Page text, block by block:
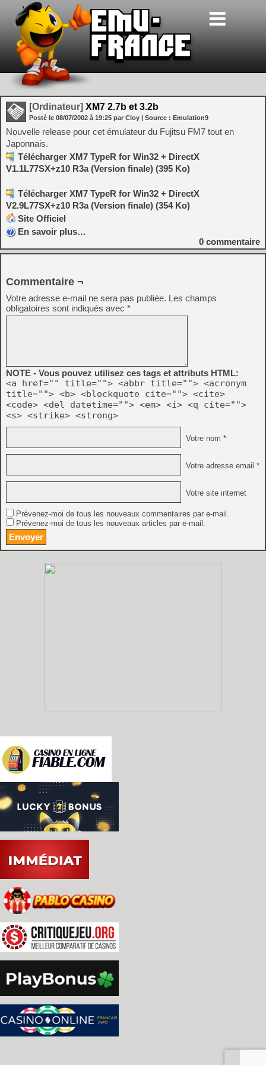
[Ordinateur] XM7 2.7b et 3.2b
Posté le 08/07/2002 à 19:25 par Cloy | Source : Emulation9
Nouvelle release pour cet émulateur du Fujitsu FM7 tout en
Japonnais.
Télécharger XM7 TypeR for Win32 + DirectX
V1.1L77SX+z10 R3a (Version finale) (395 Ko)
Télécharger XM7 TypeR for Win32 + DirectX
V2.9L77SX+z10 R3a (Version finale) (354 Ko)
Site Officiel
En savoir plus…
0 commentaire
Commentaire ¬
Votre adresse e-mail ne sera pas publiée. Les champs
obligatoires sont indiqués avec *
NOTE - Vous pouvez utilisez ces tags et attributs HTML:
<a href="" title=""> <abbr title=""> <acronym
title=""> <b> <blockquote cite=""> <cite>
<code> <del datetime=""> <em> <i> <q cite="">
<s> <strike> <strong>
Votre nom *
Votre adresse email *
Votre site internet
Prévenez-moi de tous les nouveaux commentaires par e-mail.
Prévenez-moi de tous les nouveaux articles par e-mail.